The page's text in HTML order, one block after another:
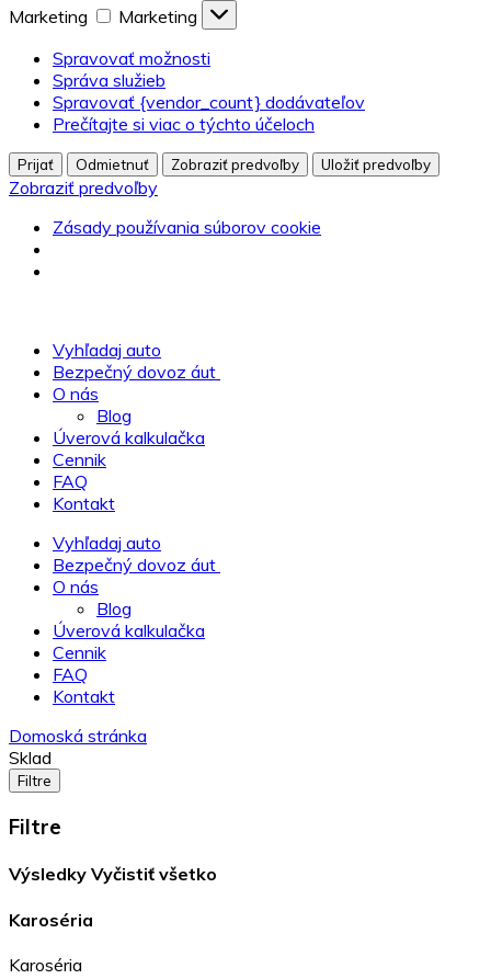
Marketing
Marketing
Spravovať možnosti
Správa služieb
Spravovať {vendor_count} dodávateľov
Prečítajte si viac o týchto účeloch
Prijať Odmietnuť Zobraziť predvoľby Uložiť predvoľby
Zobraziť predvoľby
Zásady používania súborov cookie
Vyhľadaj auto
Bezpečný dovoz áut
O nás
Blog
Úverová kalkulačka
Cennik
FAQ
Kontakt
Vyhľadaj auto
Bezpečný dovoz áut
O nás
Blog
Úverová kalkulačka
Cennik
FAQ
Kontakt
Domoská stránka
Sklad
Filtre
Filtre
Výsledky Vyčistiť všetko
Karoséria
Karoséria